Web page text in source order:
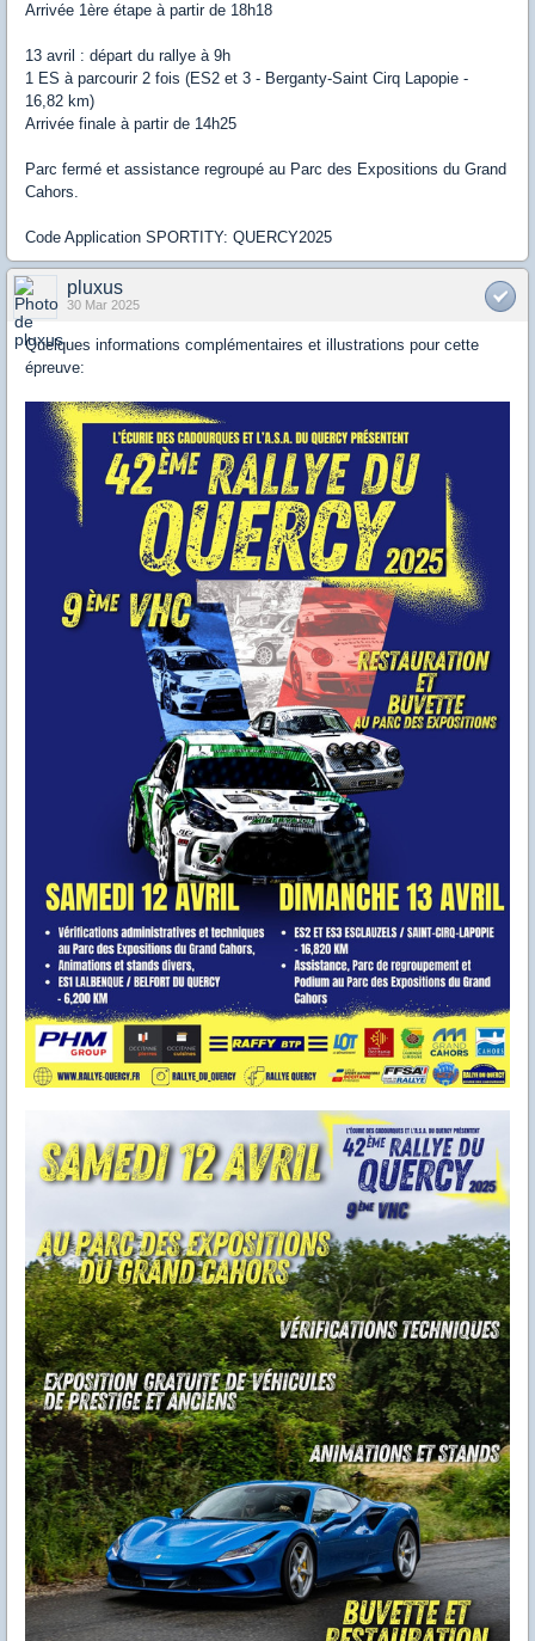
Arrivée 1ère étape à partir de 18h18
13 avril : départ du rallye à 9h
1 ES à parcourir 2 fois (ES2 et 3 - Berganty-Saint Cirq Lapopie -
16,82 km)
Arrivée finale à partir de 14h25
Parc fermé et assistance regroupé au Parc des Expositions du Grand
Cahors.
Code Application SPORTITY: QUERCY2025
pluxus
30 Mar 2025
Quelques informations complémentaires et illustrations pour cette
épreuve: